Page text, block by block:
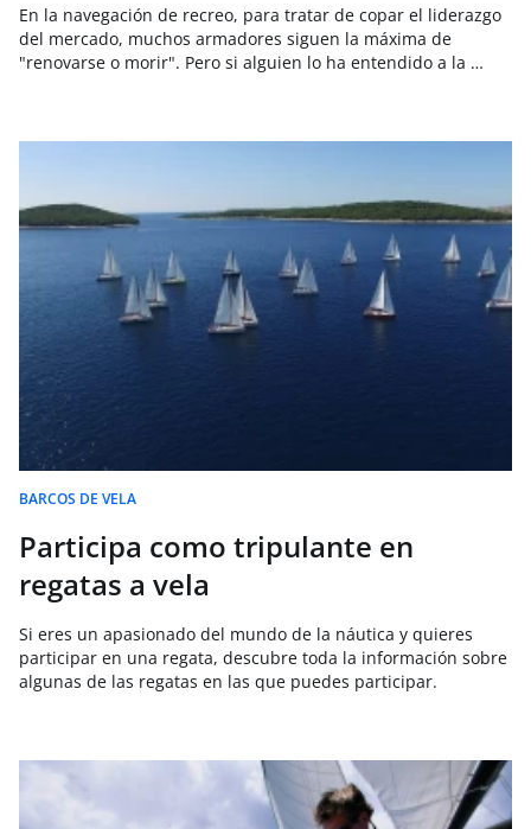
En la navegación de recreo, para tratar de copar el liderazgo
del mercado, muchos armadores siguen la máxima de
"renovarse o morir". Pero si alguien lo ha entendido a la …
BARCOS DE VELA
Participa como tripulante en
regatas a vela
Si eres un apasionado del mundo de la náutica y quieres
participar en una regata, descubre toda la información sobre
algunas de las regatas en las que puedes participar.